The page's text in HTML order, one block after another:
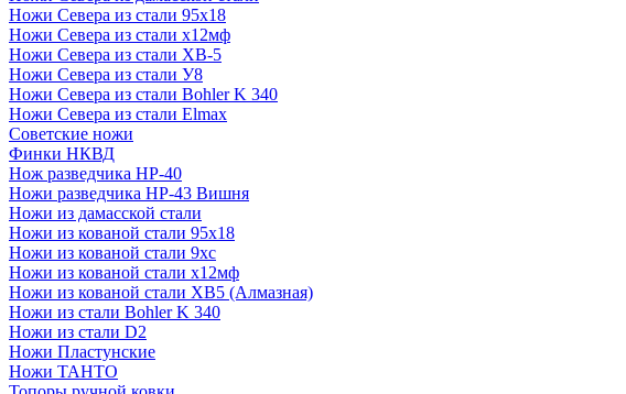
Ножи Севера из стали 95х18
Ножи Севера из стали х12мф
Ножи Севера из стали ХВ-5
Ножи Севера из стали У8
Ножи Севера из стали Bohler K 340
Ножи Севера из стали Elmax
Советские ножи
Финки НКВД
Нож разведчика НР-40
Ножи разведчика НР-43 Вишня
Ножи из дамасской стали
Ножи из кованой стали 95х18
Ножи из кованой стали 9хс
Ножи из кованой стали х12мф
Ножи из кованой стали ХВ5 (Алмазная)
Ножи из стали Bohler K 340
Ножи из стали D2
Ножи Пластунские
Ножи ТАНТО